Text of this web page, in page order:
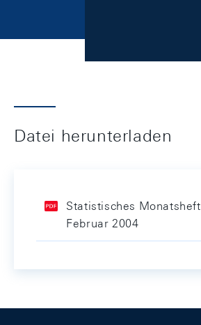
Datei herunterladen
Statistisches Monatsheft
Februar 2004